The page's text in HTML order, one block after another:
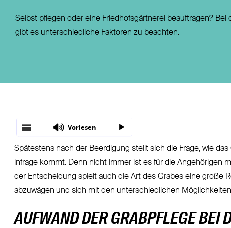
Basisrente / Rürup-Rente
Klassische Rentenversicherung
Selbst pflegen oder eine Friedhofsgärtnerei beauftragen? Bei
gibt es unterschiedliche Faktoren zu beachten.
Vorlesen
Spätestens nach der Beerdigung stellt sich die Frage, wie
infrage kommt. Denn nicht immer ist es für die Angehörigen
der Entscheidung spielt auch die Art des Grabes eine große
abzuwägen und sich mit den unterschiedlichen
AUFWAND DER GRABPFLEGE BEI